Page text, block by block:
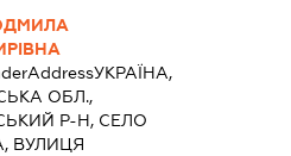
УКРАЇНА,
ОБЛ.,
Р-Н, СЕЛО
ВУЛИЦЯ